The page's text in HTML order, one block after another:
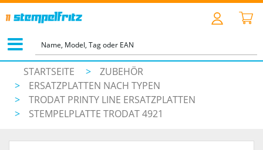
STARTSEITE >
ZUBEHÖR
>
ERSATZPLATTEN NACH TYPEN
>
TRODAT PRINTY LINE ERSATZPLATTEN
>
STEMPELPLATTE TRODAT 4921